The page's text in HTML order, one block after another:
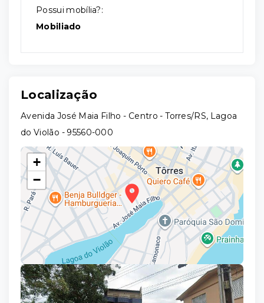
Possui mobília?:
Mobiliado
Localização
Avenida José Maia Filho - Centro - Torres/RS, Lagoa
do Violão - 95560-000
+
−